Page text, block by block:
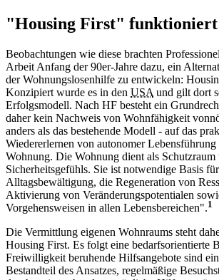
"Housing First" funktioniert
Beobachtungen wie diese brachten
Arbeit Anfang der 90er-Jahre dazu, ein
der Wohnungslosenhilfe zu entwickeln:
Konzipiert wurde es in den USA und gilt dort
Erfolgsmodell. Nach HF besteht ein
daher kein Nachweis von Wohnfähigkeit
anders als das bestehende Modell - auf das
Wiedererlernen von autonomer Lebensführung
Wohnung. Die Wohnung dient als Schutzraum
Sicherheitsgefühls. Sie ist notwendige Basis
Alltagsbewältigung, die Regeneration von
Aktivierung von Veränderungspotentialen
Vorgehensweisen in allen Lebensbereichen".1
Die Vermittlung eigenen Wohnraums steht
Housing First. Es folgt eine bedarfsorientierte
Freiwilligkeit beruhende Hilfsangebote sind
Bestandteil des Ansatzes, regelmäßige